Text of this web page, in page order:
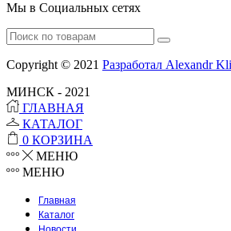
Мы в Социальных сетях
Facebook
Instagram
Tumblr
Youtube
Vk
Search
for:
Copyright © 2021 Разработал Alexandr
МИНСК - 2021
ГЛАВНАЯ
КАТАЛОГ
0 КОРЗИНА
МЕНЮ
МЕНЮ
Главная
Каталог